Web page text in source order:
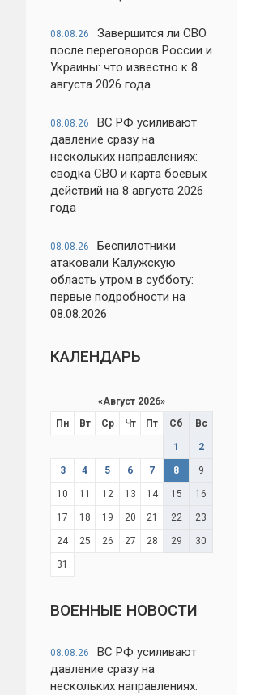
08.08.26
Завершится ли СВО
после переговоров России и
Украины: что известно к 8
августа 2026 года
08.08.26
ВС РФ усиливают
давление сразу на
нескольких направлениях:
сводка СВО и карта боевых
действий на 8 августа 2026
года
08.08.26
Беспилотники
атаковали Калужскую
область утром в субботу:
первые подробности на
08.08.2026
КАЛЕНДАРЬ
«Август 2026»
Пн
Вт Ср Чт Пт Сб Вс
1 2
3 4 5 6 7 8 9
10 11 12 13 14 15 16
17 18 19 20 21 22 23
24 25 26 27 28 29 30
31
ВОЕННЫЕ НОВОСТИ
08.08.26
ВС РФ усиливают
давление сразу на
нескольких направлениях: